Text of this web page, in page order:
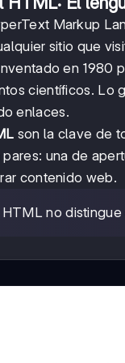
Markup
sitio que
en 1980
científicos. Lo
enlaces.
son la clave de
una de
contenido web.
HTML no distingue